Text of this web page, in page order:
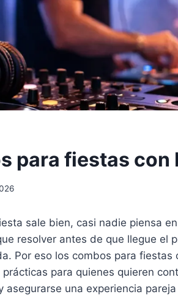
para fiestas con
sale bien, casi nadie piensa
resolver antes de que llegue el
Por eso los combos para
prácticas para quienes quieren
asegurarse una experiencia